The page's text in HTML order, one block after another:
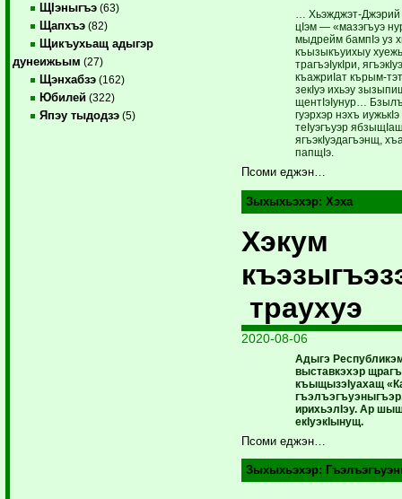
ЩIэныгъэ (63)
Щапхъэ (82)
Щикъухьащ адыгэр
дунеижьым (27)
Щэнхабзэ (162)
Юбилей (322)
Япэу тыдодзэ (5)
… Хьэжджэт-Джэрий
цIэм — «мазэгъуэ
мыдрейм бампIэ уз
къызыкъуихыу
трагъэIукIри,
къажриIат кърым-
зекIуэ ихьэу
щентIэIунур…
гуэрхэр нэхъ
теIуэгъуэр
ягъэкIуэдагъэнщ,
папщIэ.
Псоми еджэн…
Зыхыхьэхэр: Хэха
Хэкум
траухуэ
2020-08-06
Адыгэ
выставкэхэр
къыщызэIуахащ
ирихьэлIэу. Ар
екIуэкIынущ.
Псоми еджэн…
Зыхыхьэхэр: